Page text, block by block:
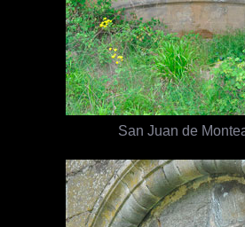
San Juan de